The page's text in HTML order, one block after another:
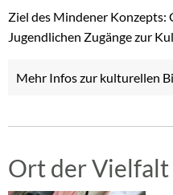
Ziel des Mindener Konzepts:
Jugendlichen Zugänge zur
Mehr Infos zur kulturellen
Ort der Vielfalt